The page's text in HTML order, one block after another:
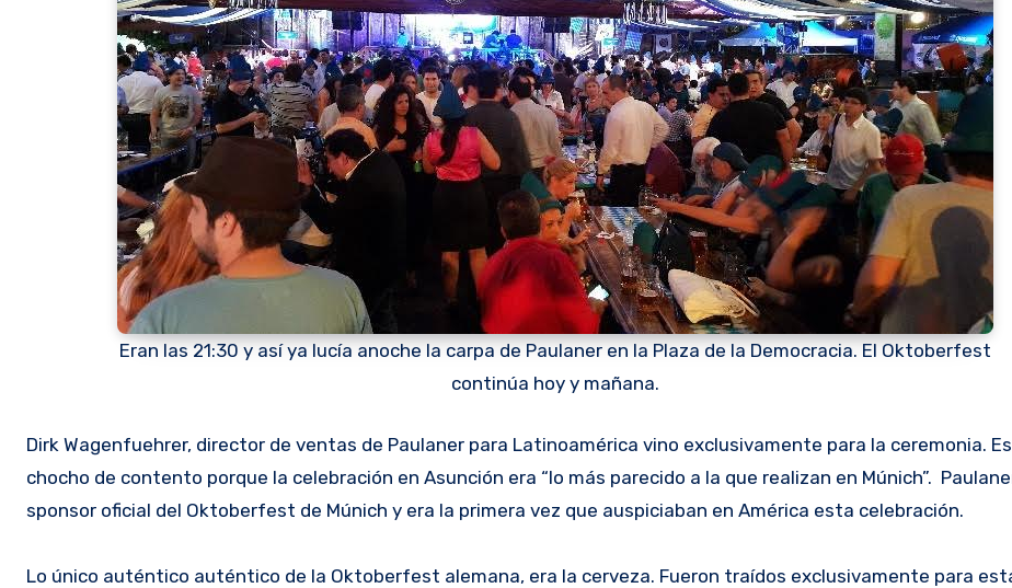
Eran las 21:30 y así ya lucía anoche la carpa de Paulaner en la Plaza de la Democracia. El Oktoberfest
continúa hoy y mañana.
Dirk Wagenfuehrer, director de ventas de Paulaner para Latinoamérica vino exclusivamente para la ceremonia.
chocho de contento porque la celebración en Asunción era “lo más parecido a la que realizan en Múnich”.
sponsor oficial del Oktoberfest de Múnich y era la primera vez que auspiciaban en América esta celebración.
Lo único auténtico auténtico de la Oktoberfest alemana, era la cerveza. Fueron traídos exclusivamente para